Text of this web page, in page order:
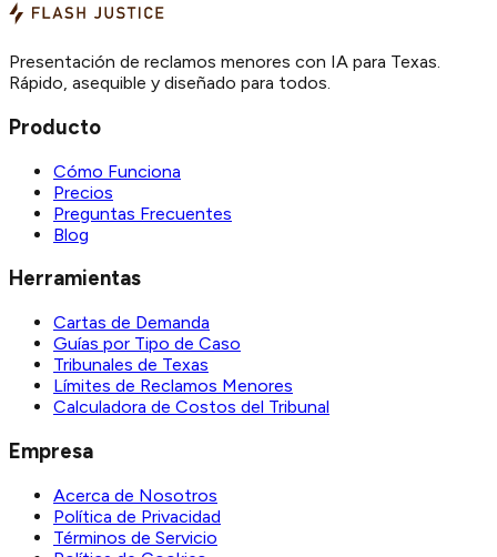
Presentación de reclamos menores con IA para Texas.
Rápido, asequible y diseñado para todos.
Producto
Cómo Funciona
Precios
Preguntas Frecuentes
Blog
Herramientas
Cartas de Demanda
Guías por Tipo de Caso
Tribunales de Texas
Límites de Reclamos Menores
Calculadora de Costos del Tribunal
Empresa
Acerca de Nosotros
Política de Privacidad
Términos de Servicio